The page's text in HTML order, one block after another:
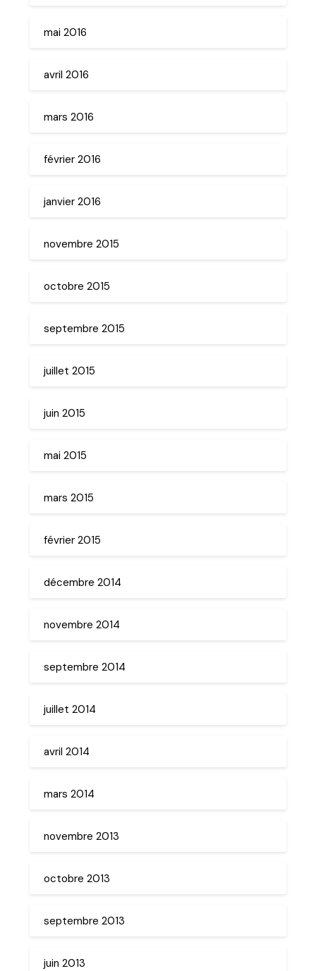
mai 2016
avril 2016
mars 2016
février 2016
janvier 2016
novembre 2015
octobre 2015
septembre 2015
juillet 2015
juin 2015
mai 2015
mars 2015
février 2015
décembre 2014
novembre 2014
septembre 2014
juillet 2014
avril 2014
mars 2014
novembre 2013
octobre 2013
septembre 2013
juin 2013